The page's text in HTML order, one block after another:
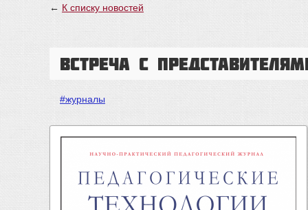
← К списку новостей
Встреча с
#журналы